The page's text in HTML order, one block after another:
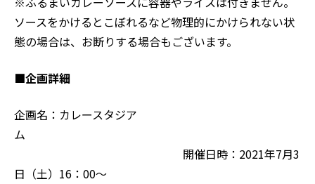
ソースをかけるとこぼれるなど物理的にかけられない状
態の場合は、お断りする場合もございます。
■企画詳細
企画名：カレースタジア
ム
開催日時：2021年7月3
日（土）16：00～